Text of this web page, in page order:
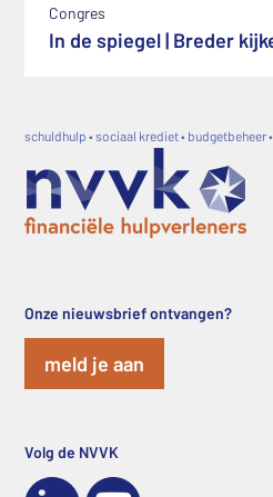
Congres
In de spiegel | Breder
schuldhulp • sociaal krediet • budgetbeheer
Onze nieuwsbrief ontvangen?
meld je aan
Volg de NVVK